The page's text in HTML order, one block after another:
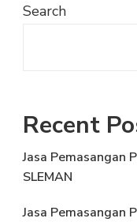
Search
Recent
Jasa Pemasangan
SLEMAN
Jasa Pemasangan